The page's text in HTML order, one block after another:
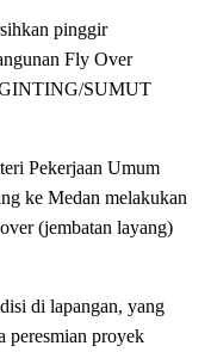
pinggir
Fly Over
SUMUT
Pekerjaan Umum
ke Medan melakukan
(jembatan layang)
di lapangan, yang
peresmian proyek